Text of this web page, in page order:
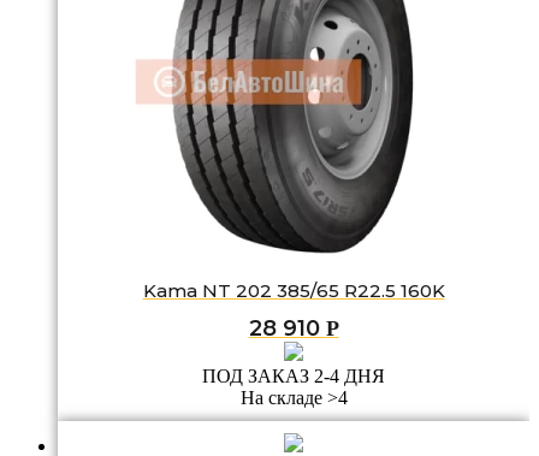
Kama NT 202 385/65 R22.5 160K
28 910 Р
ПОД ЗАКАЗ 2-4 ДНЯ
На складе >4